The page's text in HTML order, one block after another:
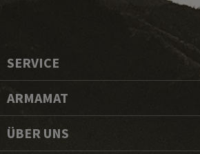
SERVICE
ARMAMAT
ÜBER UNS